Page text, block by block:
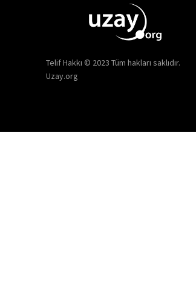
Telif Hakkı © 2023 Tüm hakları saklıdır.
Uzay.org